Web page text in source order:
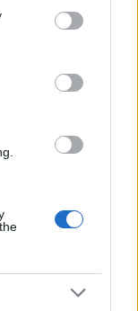
You may click to
party tags to
in below Google
Ομάδα και
φανεί ήδη